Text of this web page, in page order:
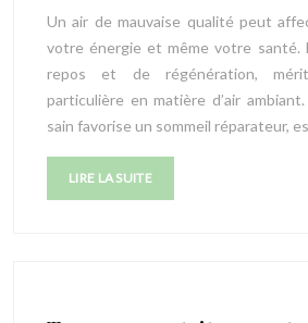
Un air de mauvaise qualité peut
votre énergie et même votre santé.
repos et de régénération,
particulière en matière d’air
sain favorise un sommeil réparateur,
LIRE LA SUITE